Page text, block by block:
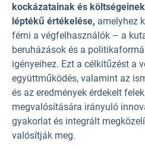
kockázatainak és
léptékű értékelése, amelyhez
férni a végfelhasználók – a
beruházások és a
igényeihez. Ezt a célkitűzést a
együttműködés, valamint az
és az eredmények érdekelt
megvalósítására irányuló
gyakorlat és integrált
valósítják meg.